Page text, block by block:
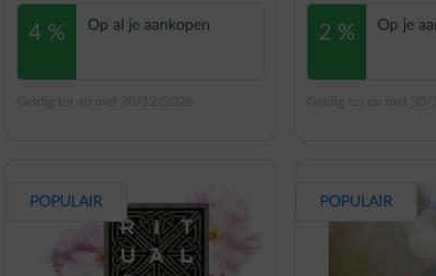
4 % Op al je aankopen 2 % Op je
POPULAIR POPULAIR